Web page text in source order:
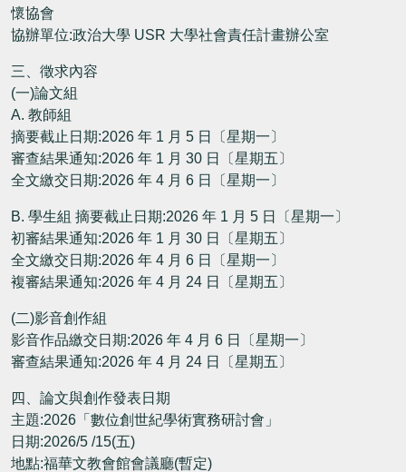
懷協會
協辦單位:政治大學 USR 大學社會責任計畫辦公室
三、徵求內容
(一)論文組
A. 教師組
摘要截止日期:2026 年 1 月 5 日〔星期一〕
審查結果通知:2026 年 1 月 30 日〔星期五〕
全文繳交日期:2026 年 4 月 6 日〔星期一〕
B. 學生組 摘要截止日期:2026 年 1 月 5 日〔星期一〕
初審結果通知:2026 年 1 月 30 日〔星期五〕
全文繳交日期:2026 年 4 月 6 日〔星期一〕
複審結果通知:2026 年 4 月 24 日〔星期五〕
(二)影音創作組
影音作品繳交日期:2026 年 4 月 6 日〔星期一〕
審查結果通知:2026 年 4 月 24 日〔星期五〕
四、論文與創作發表日期
主題:2026「數位創世紀學術實務研討會」
日期:2026/5 /15(五)
地點:福華文教會館會議廳(暫定)